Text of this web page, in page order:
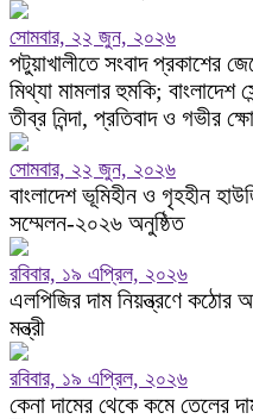
সোমবার, ২২ জুন, ২০২৬
পটুয়াখালীতে সংবাদ প্রকাশের
মিথ্যা মামলার হুমকি;
তীব্র নিন্দা, প্রতিবাদ ও গভীর
সোমবার, ২২ জুন, ২০২৬
বাংলাদেশ ভূমিহীন ও গৃহহীন
সম্মেলন-২০২৬ অনুষ্ঠিত
রবিবার, ১৯ এপ্রিল, ২০২৬
এলপিজির দাম নিয়ন্ত্রণে কঠোর
মন্ত্রী
রবিবার, ১৯ এপ্রিল, ২০২৬
কেনা দামের থেকে কমে তেলের